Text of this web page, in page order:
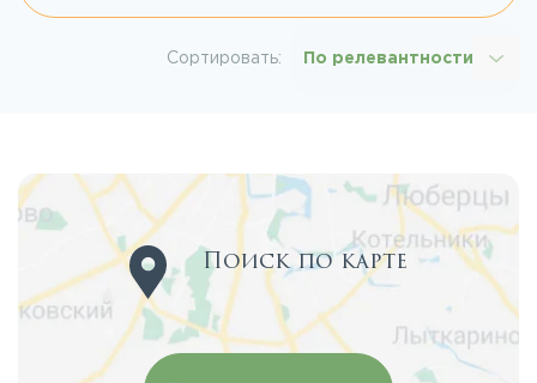
Сортировать: По релевантности
Поиск по карте